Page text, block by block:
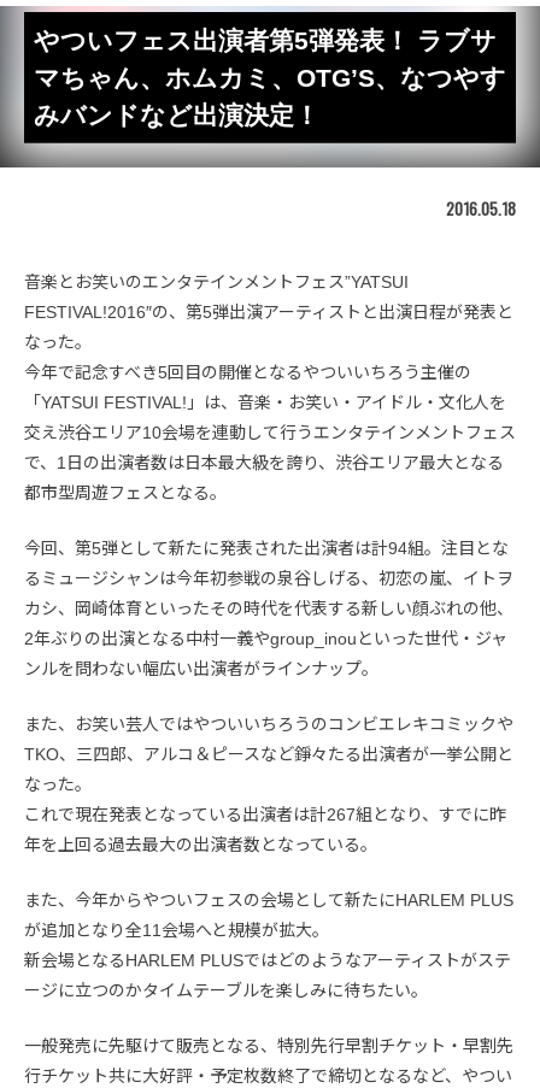
やついフェス出演者第5弾発表！ ラブサ
マちゃん、ホムカミ、OTG’S、なつやす
みバンドなど出演決定！
2016.05.18
音楽とお笑いのエンタテインメントフェス”YATSUI
FESTIVAL!2016″の、第5弾出演アーティストと出演日程が発表と
なった。
今年で記念すべき5回目の開催となるやついいちろう主催の
「YATSUI FESTIVAL!」は、音楽・お笑い・アイドル・文化人を
交え渋谷エリア10会場を連動して行うエンタテインメントフェス
で、1日の出演者数は日本最大級を誇り、渋谷エリア最大となる
都市型周遊フェスとなる。
今回、第5弾として新たに発表された出演者は計94組。注目とな
るミュージシャンは今年初参戦の泉谷しげる、初恋の嵐、イトヲ
カシ、岡崎体育といったその時代を代表する新しい顔ぶれの他、
2年ぶりの出演となる中村一義やgroup_inouといった世代・ジャ
ンルを問わない幅広い出演者がラインナップ。
また、お笑い芸人ではやついいちろうのコンビエレキコミックや
TKO、三四郎、アルコ＆ピースなど錚々たる出演者が一挙公開と
なった。
これで現在発表となっている出演者は計267組となり、すでに昨
年を上回る過去最大の出演者数となっている。
また、今年からやついフェスの会場として新たにHARLEM PLUS
が追加となり全11会場へと規模が拡大。
新会場となるHARLEM PLUSではどのようなアーティストがステ
ージに立つのかタイムテーブルを楽しみに待ちたい。
一般発売に先駆けて販売となる、特別先行早割チケット・早割先
行チケット共に大好評・予定枚数終了で締切となるなど、やつい